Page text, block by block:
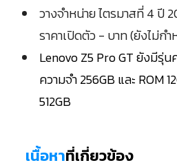
วางจำหน่าย ไตรมาสที่ 4 ปี
ราคาเปิดตัว - บาท (ยังไม่กำ
Lenovo Z5 Pro GT ยังมีรุ่
ความจำ 256GB และ ROM
512GB
เนื้อหาที่เกี่ยวข้อง